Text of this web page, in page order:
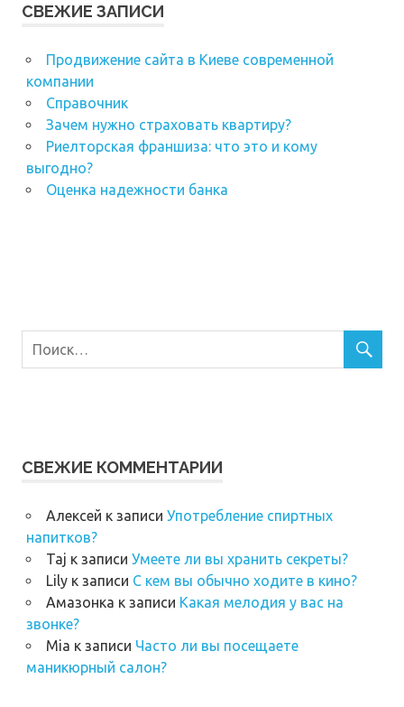
СВЕЖИЕ ЗАПИСИ
Продвижение сайта в Киеве современной
компании
Справочник
Зачем нужно страховать квартиру?
Риелторская франшиза: что это и кому
выгодно?
Оценка надежности банка
СВЕЖИЕ КОММЕНТАРИИ
Алексей к записи Употребление спиртных
напитков?
Taj к записи Умеете ли вы хранить секреты?
Lilyк записи С кем вы обычно ходите в кино?
Амазонка к записи Какая мелодия у вас на
звонке?
Mia к записи Часто ли вы посещаете
маникюрный салон?